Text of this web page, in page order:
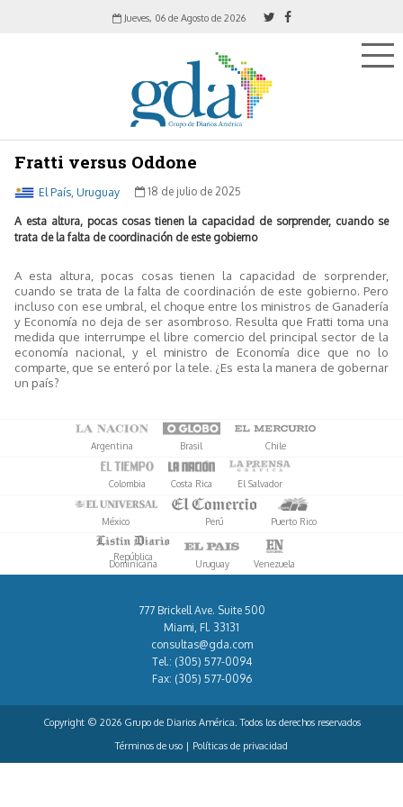
Jueves, 06 de Agosto de 2026
Fratti versus Oddone
El País, Uruguay 18 de julio de 2025
A esta altura, pocas cosas tienen la capacidad de sorprender, cuando se
trata de la falta de coordinación de este gobierno
A esta altura, pocas cosas tienen la capacidad de sorprender,
cuando se trata de la falta de coordinación de este gobierno. Pero
incluso con ese umbral, el choque entre los ministros de Ganadería
y Economía no deja de ser asombroso. Resulta que Fratti toma una
medida que interrumpe el libre comercio del principal sector de la
economía nacional, y el ministro de Economía dice que no lo
comparte, que se enteró por la tele. ¿Es esta la manera de gobernar
un país?
Argentina Brasil Chile
Colombia Costa Rica El Salvador
México Perú Puerto Rico
República
Dominicana Uruguay Venezuela
777 Brickell Ave. Suite 500
Miami, Fl. 33131
consultas@gda.com
Tel.: (305) 577-0094
Fax: (305) 577-0096
Copyright © 2026 Grupo de Diarios América. Todos los derechos reservados
Términos de uso | Políticas de privacidad